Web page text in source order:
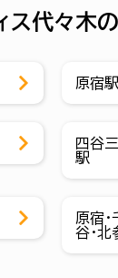
ス代々木
原宿駅
四谷
駅
原宿・
谷・北